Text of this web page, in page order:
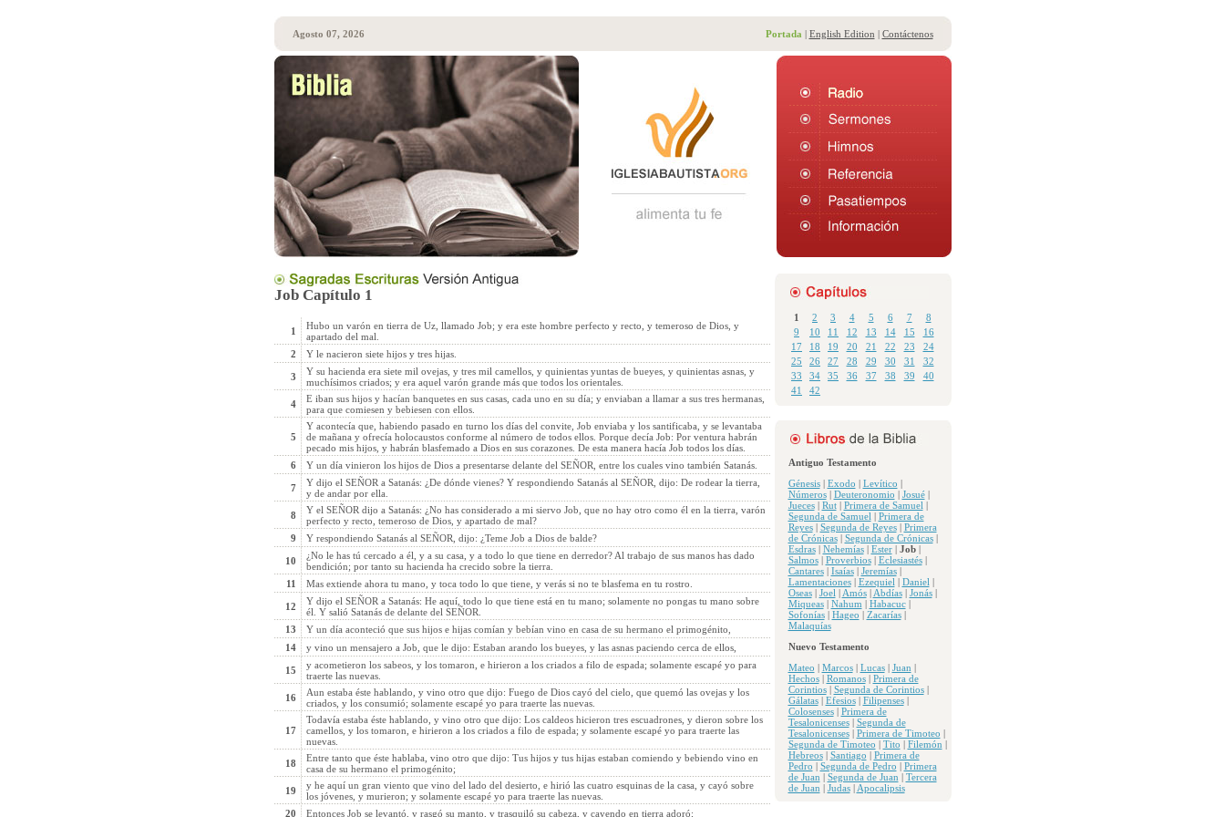
Agosto 07, 2026 Portada | English Edition | Contáctenos
1 2 3 4 5 6 7
8
9
10 11 12 13 14 15
16
17
18 19 20 21 22 23
24
25
26 27 28 29 30 31
32
33
34 35 36 37 38 39
40
41
42
Antiguo Testamento
Génesis| Exodo | Levítico |
Números| Deuteronomio | Josué|
Jueces| Rut| Primera de Samuel |
Segunda de Samuel | Primera de
Reyes| Segunda de Reyes| Primera
de Crónicas| Segunda de Crónicas|
Esdras| Nehemías| Ester| Job|
Salmos| Proverbios| Eclesiastés|
Cantares| Isaías| Jeremías|
Lamentaciones| Ezequiel | Daniel |
Oseas| Joel | Amós| Abdías| Jonás|
Miqueas| Nahum | Habacuc|
Sofonías| Hageo | Zacarías|
Malaquías
Nuevo Testamento
Mateo | Marcos| Lucas| Juan |
Hechos| Romanos| Primera de
Corintios| Segunda de Corintios|
Gálatas| Efesios| Filipenses|
Colosenses| Primera de
Tesalonicenses| Segunda de
Tesalonicenses| Primera de Timoteo |
Segunda de Timoteo | Tito | Filemón |
Hebreos| Santiago | Primera de
Pedro | Segunda de Pedro | Primera
de Juan | Segunda de Juan | Tercera
de Juan | Judas| Apocalipsis
Job Capítulo 1
1
Hubo un varón en tierra de Uz, llamado Job; y era este hombre perfecto y recto, y temeroso de Dios, y
apartado del mal.
2
Y le nacieron siete hijos y tres hijas.
3
Y su hacienda era siete mil ovejas, y tres mil camellos, y quinientas yuntas de bueyes, y quinientas asnas, y
muchísimos criados; y era aquel varón grande más que todos los orientales.
4
E iban sus hijos y hacían banquetes en sus casas, cada uno en su día; y enviaban a llamar a sus tres hermanas,
para que comiesen y bebiesen con ellos.
5
Y acontecía que, habiendo pasado en turno los días del convite, Job enviaba y los santificaba, y se levantaba
de mañana y ofrecía holocaustos conforme al número de todos ellos. Porque decía Job: Por ventura habrán
pecado mis hijos, y habrán blasfemado a Dios en sus corazones. De esta manera hacía Job todos los días.
6
Y un día vinieron los hijos de Dios a presentarse delante del SEÑOR, entre los cuales vino también Satanás.
7
Y dijo el SEÑOR a Satanás: ¿De dónde vienes? Y respondiendo Satanás al SEÑOR, dijo: De rodear la tierra,
y de andar por ella.
8
Y el SEÑOR dijo a Satanás: ¿No has considerado a mi siervo Job, que no hay otro como él en la tierra, varón
perfecto y recto, temeroso de Dios, y apartado de mal?
9
Y respondiendo Satanás al SEÑOR, dijo: ¿Teme Job a Dios de balde?
10
¿No le has tú cercado a él, y a su casa, y a todo lo que tiene en derredor? Al trabajo de sus manos has dado
bendición; por tanto su hacienda ha crecido sobre la tierra.
11
Mas extiende ahora tu mano, y toca todo lo que tiene, y verás si no te blasfema en tu rostro.
12
Y dijo el SEÑOR a Satanás: He aquí, todo lo que tiene está en tu mano; solamente no pongas tu mano sobre
él. Y salió Satanás de delante del SEÑOR.
13
Y un día aconteció que sus hijos e hijas comían y bebían vino en casa de su hermano el primogénito,
14
y vino un mensajero a Job, que le dijo: Estaban arando los bueyes, y las asnas paciendo cerca de ellos,
15
y acometieron los sabeos, y los tomaron, e hirieron a los criados a filo de espada; solamente escapé yo para
traerte las nuevas.
16
Aun estaba éste hablando, y vino otro que dijo: Fuego de Dios cayó del cielo, que quemó las ovejas y los
criados, y los consumió; solamente escapé yo para traerte las nuevas.
17
Todavía estaba éste hablando, y vino otro que dijo: Los caldeos hicieron tres escuadrones, y dieron sobre los
camellos, y los tomaron, e hirieron a los criados a filo de espada; y solamente escapé yo para traerte las
nuevas.
18
Entre tanto que éste hablaba, vino otro que dijo: Tus hijos y tus hijas estaban comiendo y bebiendo vino en
casa de su hermano el primogénito;
19
y he aquí un gran viento que vino del lado del desierto, e hirió las cuatro esquinas de la casa, y cayó sobre
los jóvenes, y murieron; y solamente escapé yo para traerte las nuevas.
20
Entonces Job se levantó, y rasgó su manto, y trasquiló su cabeza, y cayendo en tierra adoró;